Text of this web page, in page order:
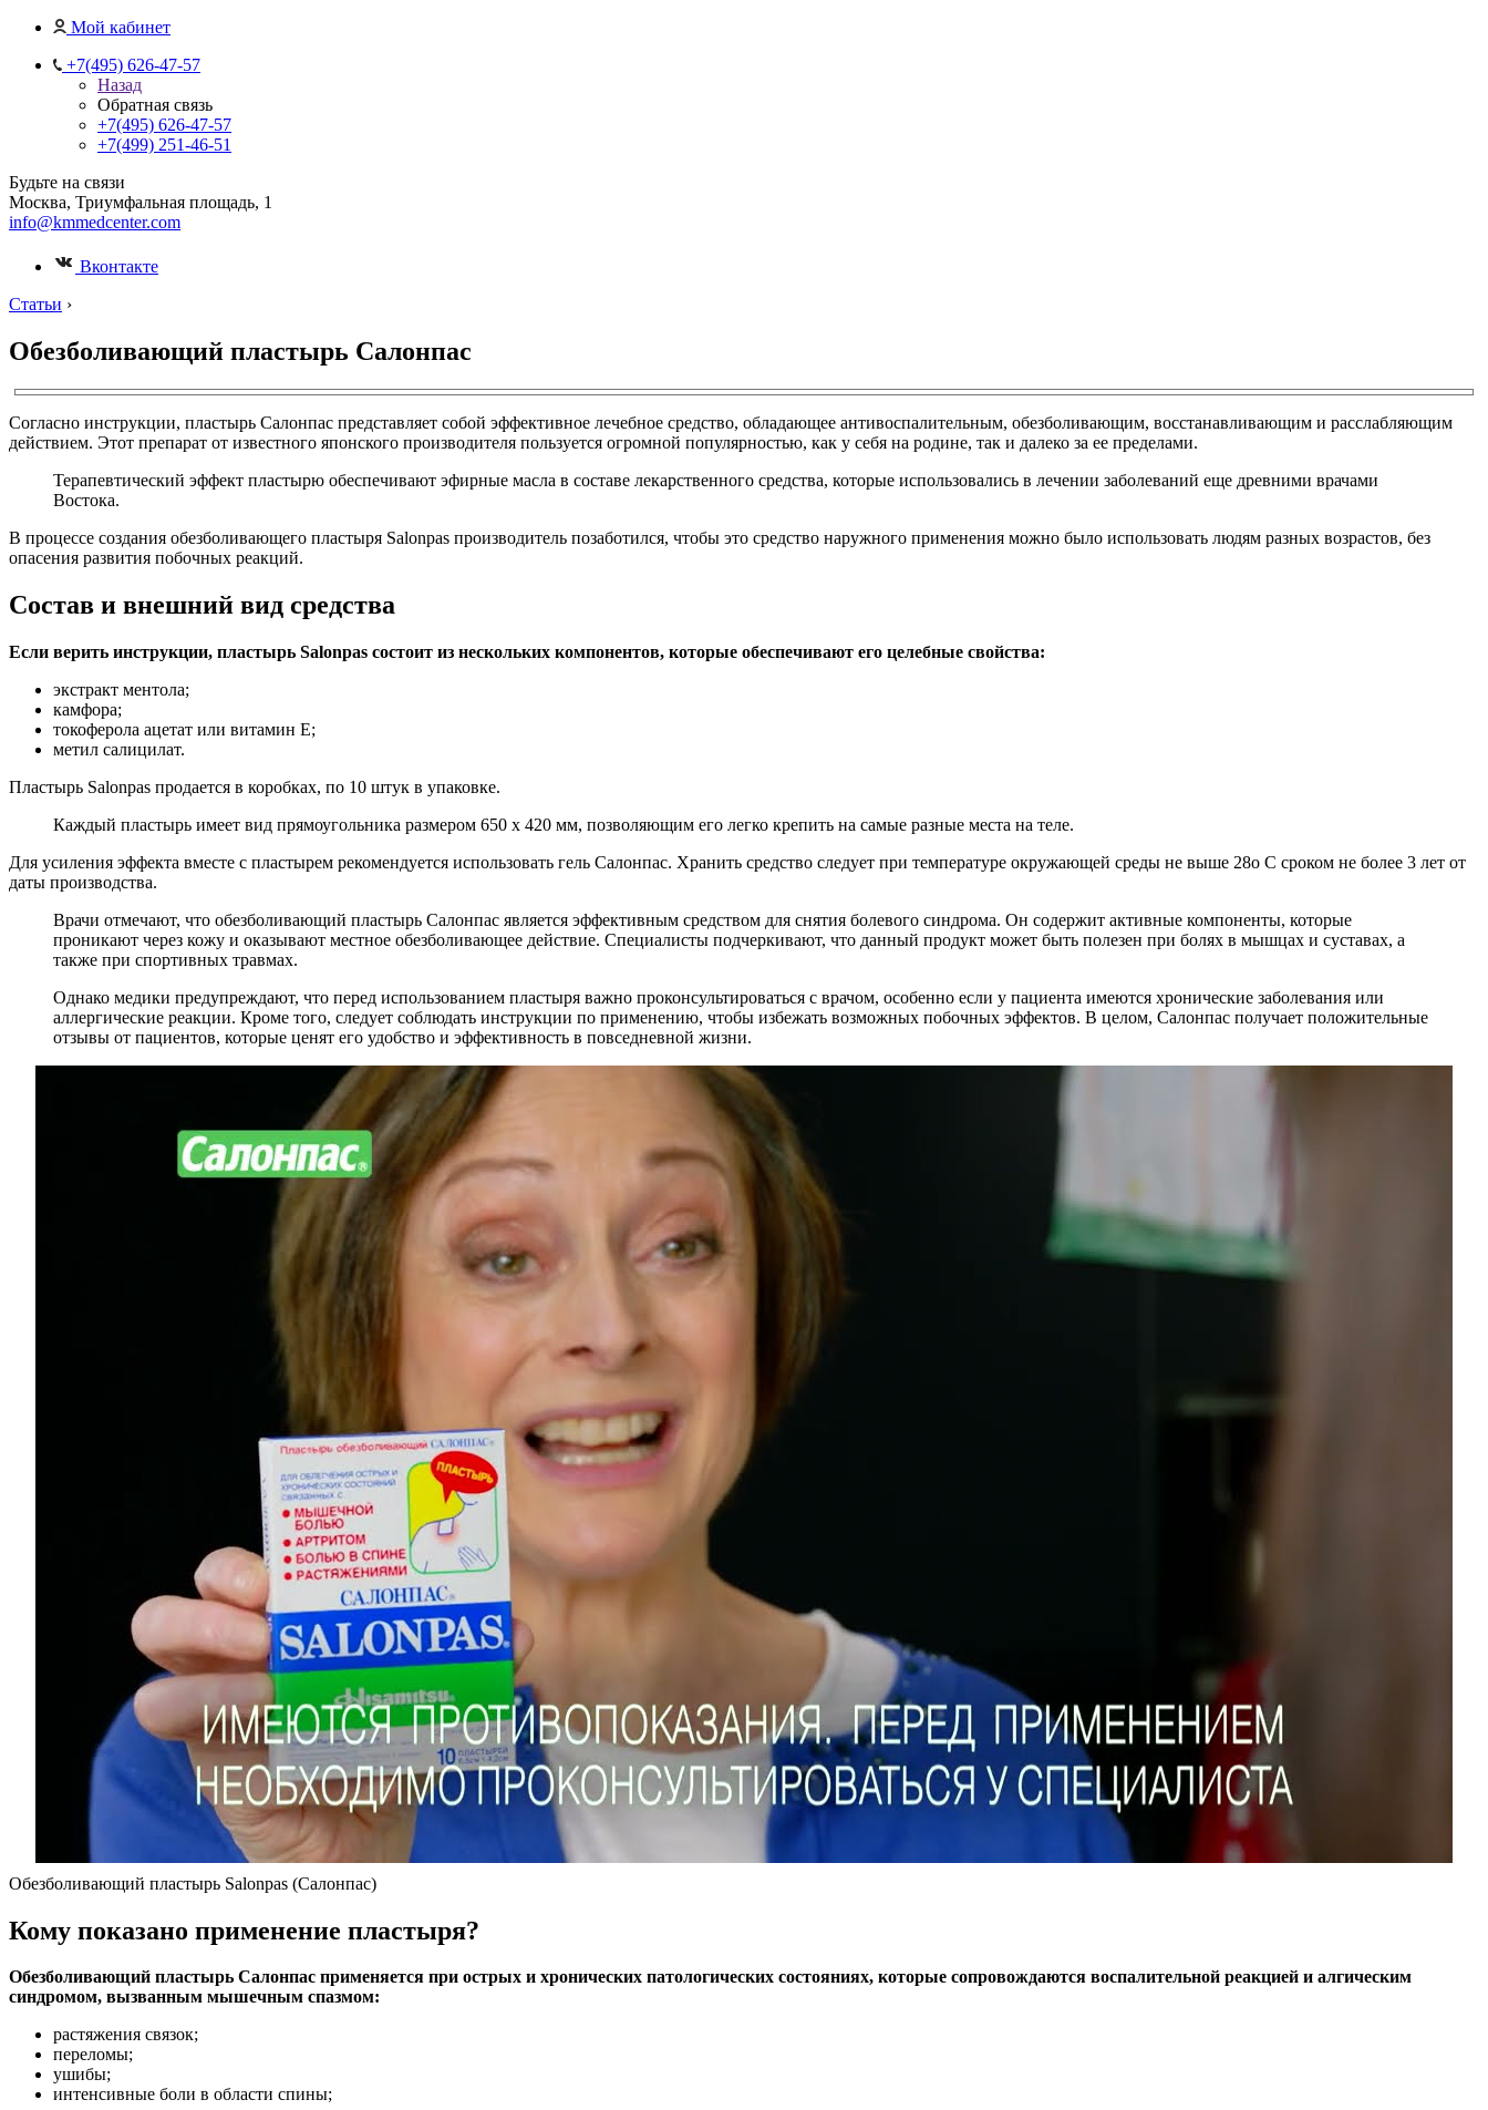
Мой кабинет
+7(495) 626-47-57
Назад
Обратная связь
+7(495) 626-47-57
+7(499) 251-46-51
Будьте на связи
Москва, Триумфальная площадь, 1
info@kmmedcenter.com
Вконтакте
Статьи ›
Обезболивающий пластырь Салонпас
Согласно инструкции, пластырь Салонпас представляет собой эффективное лечебное средство, обладающее антивоспалительным, обезболивающим, восстанавливающим и расслабляющим
действием. Этот препарат от известного японского производителя пользуется огромной популярностью, как у себя на родине, так и далеко за ее пределами.
Терапевтический эффект пластырю обеспечивают эфирные масла в составе лекарственного средства, которые использовались в лечении заболеваний еще древними врачами
Востока.
В процессе создания обезболивающего пластыря Salonpas производитель позаботился, чтобы это средство наружного применения можно было использовать людям разных возрастов, без
опасения развития побочных реакций.
Состав и внешний вид средства
Если верить инструкции, пластырь Salonpas состоит из нескольких компонентов, которые обеспечивают его целебные свойства:
экстракт ментола;
камфора;
токоферола ацетат или витамин Е;
метил салицилат.
Пластырь Salonpas продается в коробках, по 10 штук в упаковке.
Каждый пластырь имеет вид прямоугольника размером 650 х 420 мм, позволяющим его легко крепить на самые разные места на теле.
Для усиления эффекта вместе с пластырем рекомендуется использовать гель Салонпас. Хранить средство следует при температуре окружающей среды не выше 28о С сроком не более 3 лет от
даты производства.
Врачи отмечают, что обезболивающий пластырь Салонпас является эффективным средством для снятия болевого синдрома. Он содержит активные компоненты, которые
проникают через кожу и оказывают местное обезболивающее действие. Специалисты подчеркивают, что данный продукт может быть полезен при болях в мышцах и суставах, а
также при спортивных травмах.
Однако медики предупреждают, что перед использованием пластыря важно проконсультироваться с врачом, особенно если у пациента имеются хронические заболевания или
аллергические реакции. Кроме того, следует соблюдать инструкции по применению, чтобы избежать возможных побочных эффектов. В целом, Салонпас получает положительные
отзывы от пациентов, которые ценят его удобство и эффективность в повседневной жизни.
Обезболивающий пластырь Salonpas (Салонпас)
Кому показано применение пластыря?
Обезболивающий пластырь Салонпас применяется при острых и хронических патологических состояниях, которые сопровождаются воспалительной реакцией и алгическим
синдромом, вызванным мышечным спазмом:
растяжения связок;
переломы;
ушибы;
интенсивные боли в области спины;